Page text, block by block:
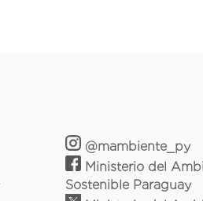
@mambiente_py
Ministerio del
Sostenible Paraguay